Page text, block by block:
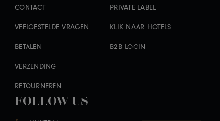
CONTACT
VEELGESTELDE VRAGEN
BETALEN
VERZENDING
RETOURNEREN
PRIVATE LABEL
KLIK NAAR HOTELS
B2B LOGIN
FOLLOW US